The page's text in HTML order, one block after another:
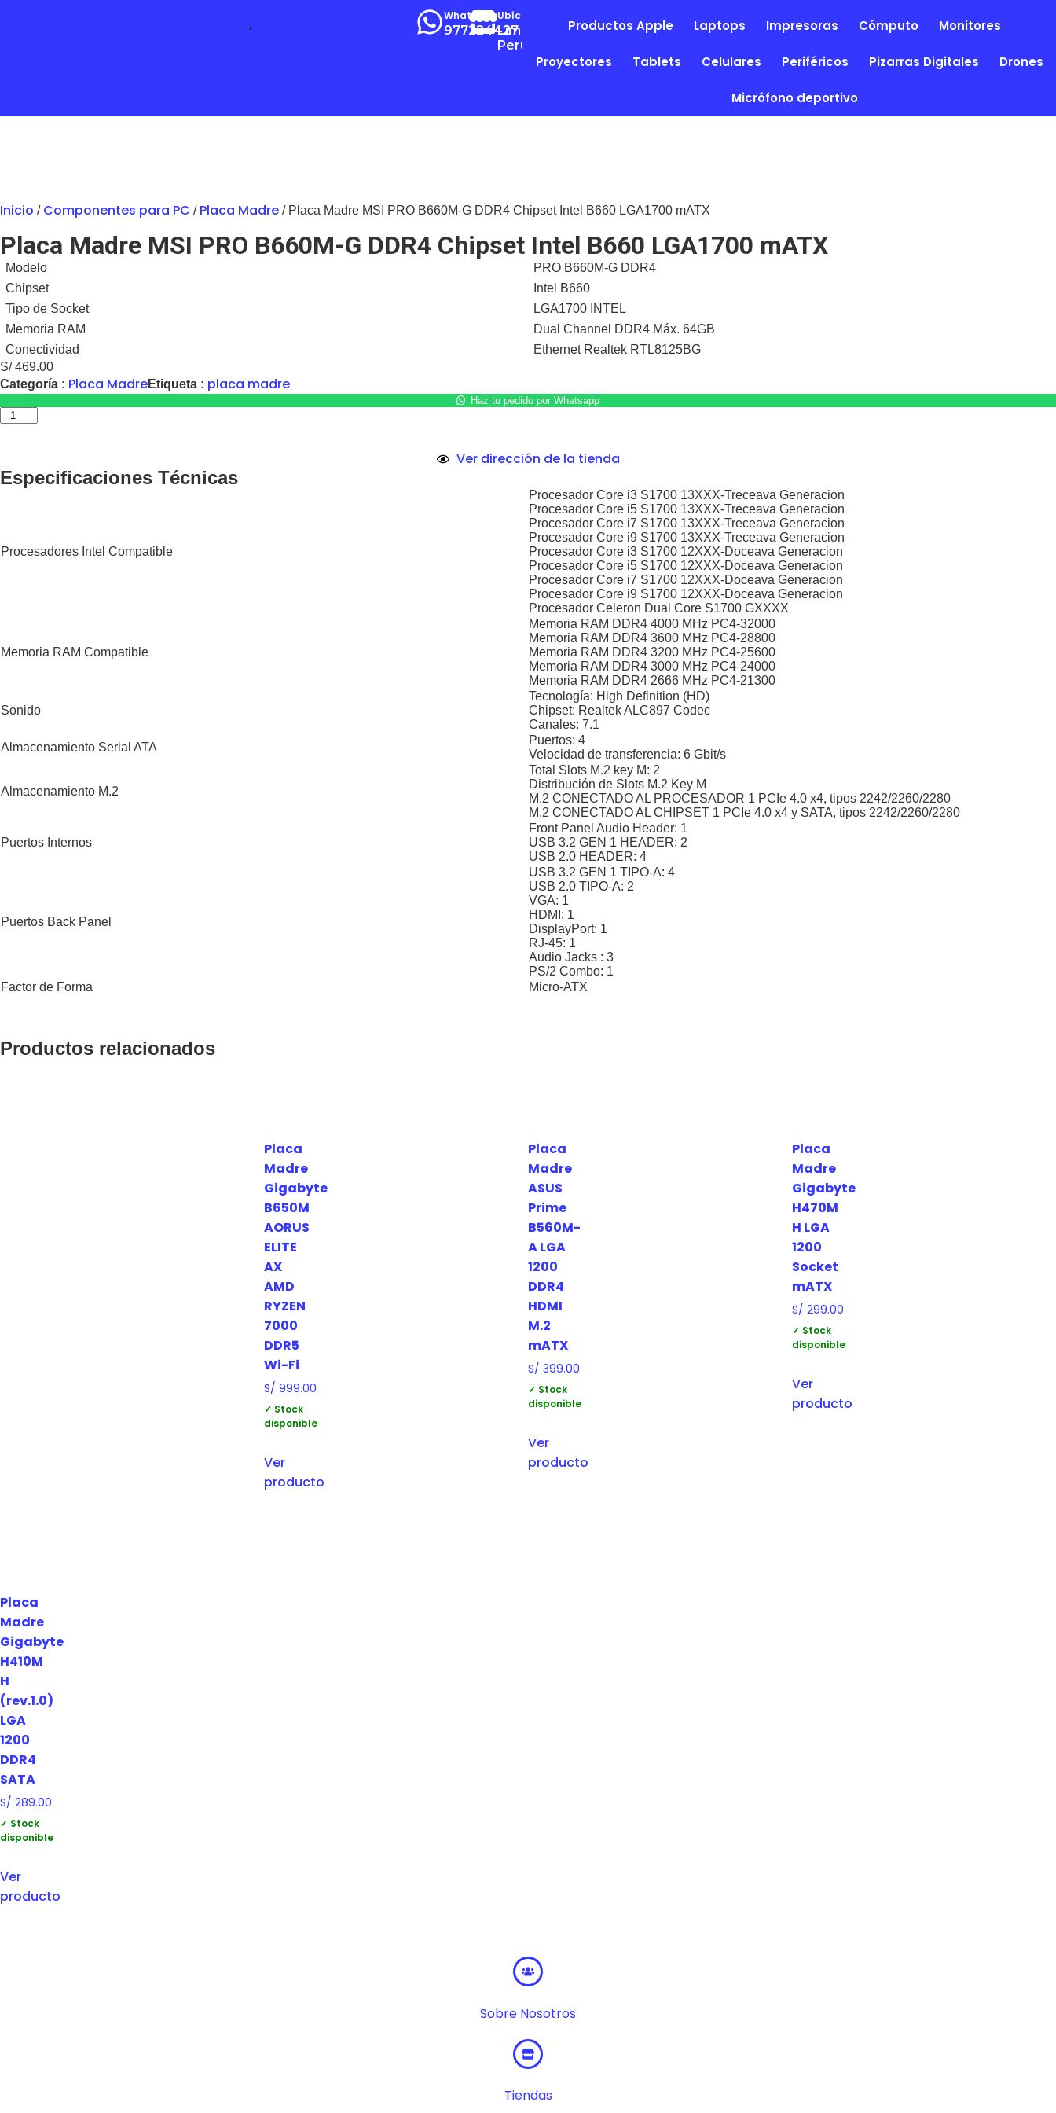
Whatsapp
977224427
Ubícanos
Lima-
Perú
Productos Apple Laptops Impresoras Cómputo Monitores
Proyectores Tablets Celulares Periféricos Pizarras Digitales Drones
Micrófono deportivo
Inicio / Componentes para PC / Placa Madre / Placa Madre MSI PRO B660M-G DDR4 Chipset Intel B660 LGA1700 mATX
Placa Madre MSI PRO B660M-G DDR4 Chipset Intel B660 LGA1700 mATX
Modelo
PRO B660M-G DDR4
Chipset
Intel B660
Tipo de Socket
LGA1700 INTEL
Memoria RAM
Dual Channel DDR4 Máx. 64GB
Conectividad
Ethernet Realtek RTL8125BG
S/469.00
Categoría : Placa MadreEtiqueta : placa madre
Haz tu pedido por Whatsapp
Ver dirección de la tienda
Especificaciones Técnicas
Procesadores Intel Compatible
Procesador Core i3 S1700 13XXX-Treceava Generacion
Procesador Core i5 S1700 13XXX-Treceava Generacion
Procesador Core i7 S1700 13XXX-Treceava Generacion
Procesador Core i9 S1700 13XXX-Treceava Generacion
Procesador Core i3 S1700 12XXX-Doceava Generacion
Procesador Core i5 S1700 12XXX-Doceava Generacion
Procesador Core i7 S1700 12XXX-Doceava Generacion
Procesador Core i9 S1700 12XXX-Doceava Generacion
Procesador Celeron Dual Core S1700 GXXXX
Memoria RAM Compatible
Memoria RAM DDR4 4000 MHz PC4-32000
Memoria RAM DDR4 3600 MHz PC4-28800
Memoria RAM DDR4 3200 MHz PC4-25600
Memoria RAM DDR4 3000 MHz PC4-24000
Memoria RAM DDR4 2666 MHz PC4-21300
Sonido
Tecnología: High Definition (HD)
Chipset: Realtek ALC897 Codec
Canales: 7.1
Almacenamiento Serial ATA
Puertos: 4
Velocidad de transferencia: 6 Gbit/s
Almacenamiento M.2
Total Slots M.2 key M: 2
Distribución de Slots M.2 Key M
M.2 CONECTADO AL PROCESADOR 1 PCIe 4.0 x4, tipos 2242/2260/2280
M.2 CONECTADO AL CHIPSET 1 PCIe 4.0 x4 y SATA, tipos 2242/2260/2280
Puertos Internos
Front Panel Audio Header: 1
USB 3.2 GEN 1 HEADER: 2
USB 2.0 HEADER: 4
Puertos Back Panel
USB 3.2 GEN 1 TIPO-A: 4
USB 2.0 TIPO-A: 2
VGA: 1
HDMI: 1
DisplayPort: 1
RJ-45: 1
Audio Jacks : 3
PS/2 Combo: 1
Factor de Forma
Micro-ATX
Productos relacionados
Placa
Madre
Gigabyte
B650M
AORUS
ELITE
AX
AMD
RYZEN
7000
DDR5
Wi-Fi
S/ 999.00
✓ Stock
disponible
Ver
producto
Placa
Madre
ASUS
Prime
B560M-
A LGA
1200
DDR4
HDMI
M.2
mATX
S/ 399.00
✓ Stock
disponible
Ver
producto
Placa
Madre
Gigabyte
H470M
H LGA
1200
Socket
mATX
S/ 299.00
✓ Stock
disponible
Ver
producto
Placa
Madre
Gigabyte
H410M
H
(rev.1.0)
LGA
1200
DDR4
SATA
S/ 289.00
✓ Stock
disponible
Ver
producto
Sobre Nosotros
Tiendas